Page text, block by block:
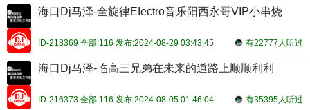
海口Dj马泽-全旋律EIectro音乐阳西永哥VIP小串烧
有22777人听过
ID-218369 全部:116 发布:2024-08-29 03:43:45
海口Dj马泽-临高三兄弟在未来的道路上顺顺利利
有35395人听过
ID-216373 全部:116 发布:2024-08-05 01:46:04